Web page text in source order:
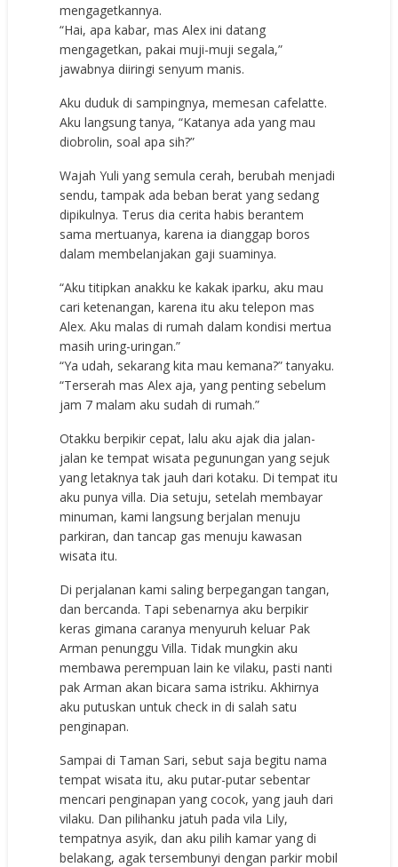
mengagetkannya.
“Hai, apa kabar, mas Alex ini datang
mengagetkan, pakai muji-muji segala,”
jawabnya diiringi senyum manis.
Aku duduk di sampingnya, memesan cafelatte.
Aku langsung tanya, “Katanya ada yang mau
diobrolin, soal apa sih?”
Wajah Yuli yang semula cerah, berubah menjadi
sendu, tampak ada beban berat yang sedang
dipikulnya. Terus dia cerita habis berantem
sama mertuanya, karena ia dianggap boros
dalam membelanjakan gaji suaminya.
“Aku titipkan anakku ke kakak iparku, aku mau
cari ketenangan, karena itu aku telepon mas
Alex. Aku malas di rumah dalam kondisi mertua
masih uring-uringan.”
“Ya udah, sekarang kita mau kemana?” tanyaku.
“Terserah mas Alex aja, yang penting sebelum
jam 7 malam aku sudah di rumah.”
Otakku berpikir cepat, lalu aku ajak dia jalan-
jalan ke tempat wisata pegunungan yang sejuk
yang letaknya tak jauh dari kotaku. Di tempat itu
aku punya villa. Dia setuju, setelah membayar
minuman, kami langsung berjalan menuju
parkiran, dan tancap gas menuju kawasan
wisata itu.
Di perjalanan kami saling berpegangan tangan,
dan bercanda. Tapi sebenarnya aku berpikir
keras gimana caranya menyuruh keluar Pak
Arman penunggu Villa. Tidak mungkin aku
membawa perempuan lain ke vilaku, pasti nanti
pak Arman akan bicara sama istriku. Akhirnya
aku putuskan untuk check in di salah satu
penginapan.
Sampai di Taman Sari, sebut saja begitu nama
tempat wisata itu, aku putar-putar sebentar
mencari penginapan yang cocok, yang jauh dari
vilaku. Dan pilihanku jatuh pada vila Lily,
tempatnya asyik, dan aku pilih kamar yang di
belakang, agak tersembunyi dengan parkir mobil